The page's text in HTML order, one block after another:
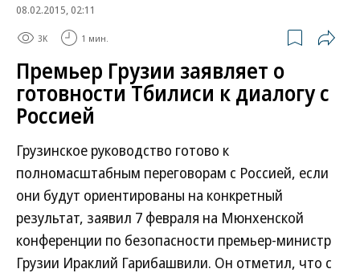
08.02.2015, 02:11
3K 1 мин.
Премьер Грузии заявляет о
готовности Тбилиси к диалогу с
Россией
Грузинское руководство готово к
полномасштабным переговорам с Россией, если
они будут ориентированы на конкретный
результат, заявил 7 февраля на Мюнхенской
конференции по безопасности премьер-министр
Грузии Ираклий Гарибашвили. Он отметил, что с